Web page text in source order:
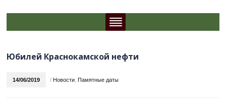
Юбилей Краснокамской нефти
14/06/2019 / Новости ,Памятные даты